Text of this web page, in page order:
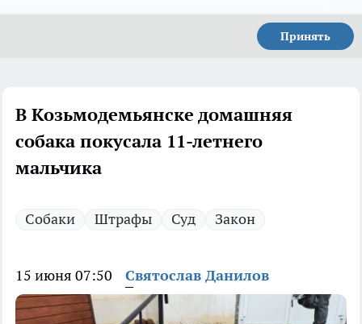
Принять
В Козьмодемьянске домашняя
собака покусала 11-летнего
мальчика
Собаки Штрафы Суд Закон
15 июня 07:50 Святослав Данилов